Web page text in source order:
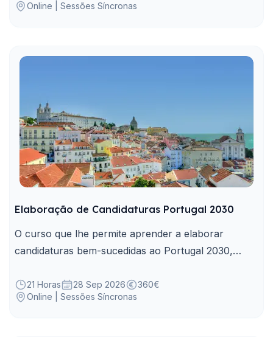
Online | Sessões Síncronas
Elaboração de Candidaturas Portugal 2030
O curso que lhe permite aprender a elaborar
candidaturas bem-sucedidas ao Portugal 2030,
dos projetos da Administração Pública.
21 Horas 28 Sep 2026
360€
Online | Sessões Síncronas